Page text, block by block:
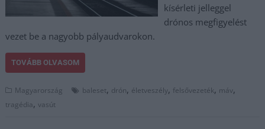
kísérleti jelleggel
drónos megfigyelést
vezet be a nagyobb pályaudvarokon.
TOVÁBB OLVASOM
Magyarország baleset, drón, életveszély, felsővezeték, máv,
tragédia,vasút